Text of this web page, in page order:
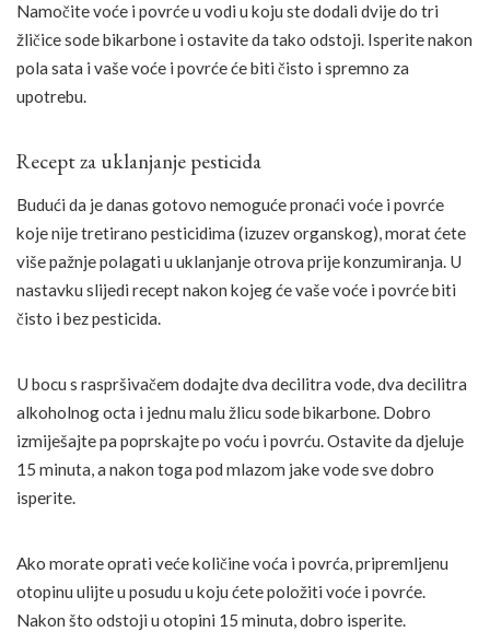
Namočite voće i povrće u vodi u koju ste dodali dvije do tri
žličice sode bikarbone i ostavite da tako odstoji. Isperite nakon
pola sata i vaše voće i povrće će biti čisto i spremno za
upotrebu.
Recept za uklanjanje pesticida
Budući da je danas gotovo nemoguće pronaći voće i povrće
koje nije tretirano pesticidima (izuzev organskog), morat ćete
više pažnje polagati u uklanjanje otrova prije konzumiranja. U
nastavku slijedi recept nakon kojeg će vaše voće i povrće biti
čisto i bez pesticida.
U bocu s raspršivačem dodajte dva decilitra vode, dva decilitra
alkoholnog octa i jednu malu žlicu sode bikarbone. Dobro
izmiješajte pa poprskajte po voću i povrću. Ostavite da djeluje
15 minuta, a nakon toga pod mlazom jake vode sve dobro
isperite.
Ako morate oprati veće količine voća i povrća, pripremljenu
otopinu ulijte u posudu u koju ćete položiti voće i povrće.
Nakon što odstoji u otopini 15 minuta, dobro isperite.